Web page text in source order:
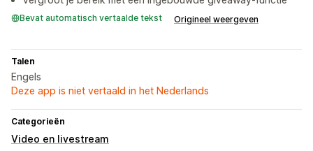
Bevat automatisch vertaalde tekst Origineel weergeven
Talen
Engels
Deze app is niet vertaald in het Nederlands
Categorieën
Video en livestream